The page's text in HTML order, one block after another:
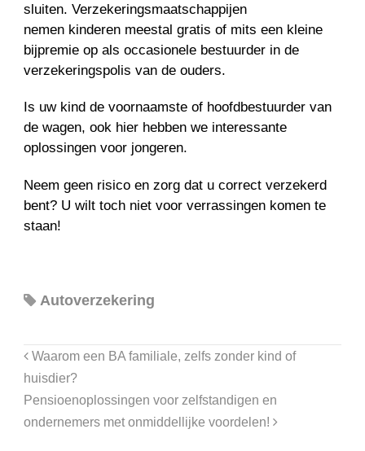
sluiten. Verzekeringsmaatschappijen
nemen kinderen meestal gratis of mits een kleine
bijpremie op als occasionele bestuurder in de
verzekeringspolis van de ouders.
Is uw kind de voornaamste of hoofdbestuurder van
de wagen, ook hier hebben we interessante
oplossingen voor jongeren.
Neem geen risico en zorg dat u correct verzekerd
bent? U wilt toch niet voor verrassingen komen te
staan!
Autoverzekering
Waarom een BA familiale, zelfs zonder kind of
huisdier?
Pensioenoplossingen voor zelfstandigen en
ondernemers met onmiddellijke voordelen!